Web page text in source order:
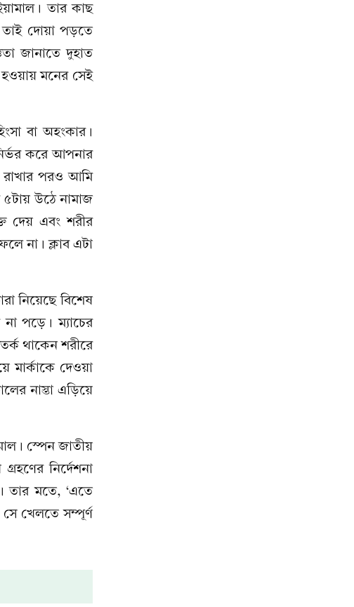
তার কাছ
দোয়া পড়তে
জানাতে দুহাত
মনের সেই
বা অহংকার।
করে আপনার
রাখার পরও আমি
৫টায় উঠে নামাজ
দেয় এবং শরীর
না। ক্লাব এটা
নিয়েছে বিশেষ
না পড়ে। ম্যাচের
থাকেন শরীরে
মার্কাকে দেওয়া
নাস্তা এড়িয়ে
স্পেন জাতীয়
নির্দেশনা
তার মতে, ‘এতে
সে খেলতে সম্পূর্ণ